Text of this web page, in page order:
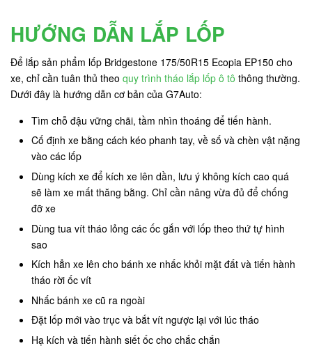
HƯỚNG DẪN LẮP LỐP
Để lắp sản phẩm lốp Bridgestone 175/50R15 Ecopia EP150 cho
xe, chỉ cần tuân thủ theo quy trình tháo lắp lốp ô tô thông thường.
Dưới đây là hướng dẫn cơ bản của G7Auto:
Tìm chỗ đậu vững chãi, tầm nhìn thoáng để tiến hành.
Cố định xe bằng cách kéo phanh tay, về số và chèn vật nặng
vào các lốp
Dùng kích xe để kích xe lên dần, lưu ý không kích cao quá
sẽ làm xe mất thăng bằng. Chỉ cần nâng vừa đủ để chống
đỡ xe
Dùng tua vít tháo lỏng các ốc gắn với lốp theo thứ tự hình
sao
Kích hẳn xe lên cho bánh xe nhấc khỏi mặt đất và tiến hành
tháo rời ốc vít
Nhấc bánh xe cũ ra ngoài
Đặt lốp mới vào trục và bắt vít ngược lại với lúc tháo
Hạ kích và tiến hành siết ốc cho chắc chắn